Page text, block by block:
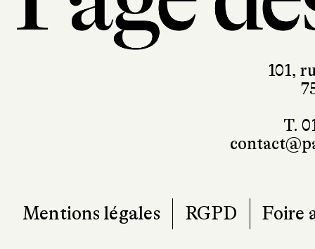
101,
T.
Mentions légales RGPD Foire